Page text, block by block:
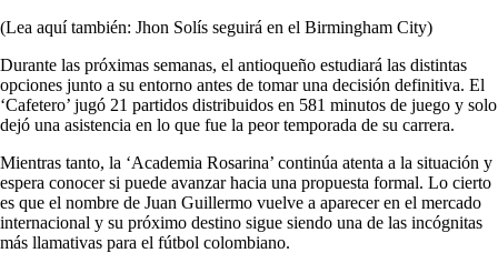
(Lea aquí también: Jhon Solís seguirá en el Birmingham City)
Durante las próximas semanas, el antioqueño estudiará las distintas
opciones junto a su entorno antes de tomar una decisión definitiva. El
‘Cafetero’ jugó 21 partidos distribuidos en 581 minutos de juego y solo
dejó una asistencia en lo que fue la peor temporada de su carrera.
Mientras tanto, la ‘Academia Rosarina’ continúa atenta a la situación y
espera conocer si puede avanzar hacia una propuesta formal. Lo cierto
es que el nombre de Juan Guillermo vuelve a aparecer en el mercado
internacional y su próximo destino sigue siendo una de las incógnitas
más llamativas para el fútbol colombiano.